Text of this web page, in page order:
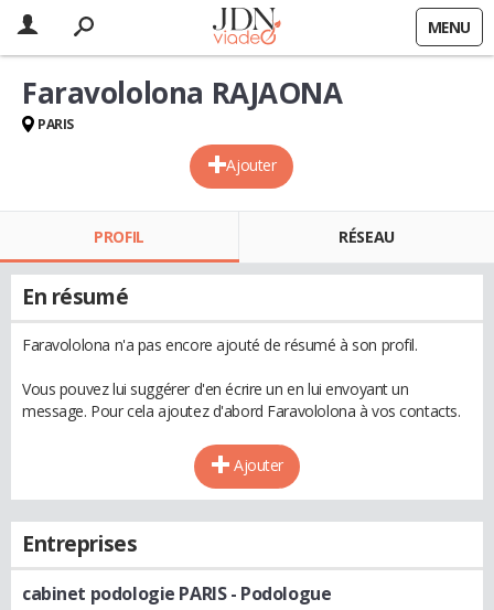
MENU
Ajouter
Faravololona RAJAONA
PARIS
PROFIL RÉSEAU
En résumé
Faravololona n'a pas encore ajouté de résumé à son profil.
Vous pouvez lui suggérer d'en écrire un en lui envoyant un
message. Pour cela ajoutez d'abord Faravololona à vos contacts.
Ajouter
Entreprises
cabinet podologie PARIS- Podologue